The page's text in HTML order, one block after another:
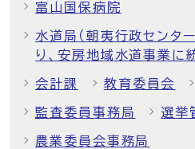
富山国保病院
水道局（朝夷行政センタ
り、安房地域水道事業に
会計課 教育委員会
監査委員事務局 選挙
農業委員会事務局